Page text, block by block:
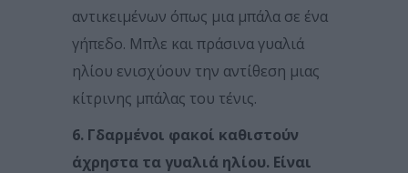
αντικειμένων όπως μια μπάλα σε ένα
γήπεδο. Μπλε και πράσινα γυαλιά
ηλίου ενισχύουν την αντίθεση μιας
κίτρινης μπάλας του τένις.
6. Γδαρμένοι φακοί καθιστούν
άχρηστα τα γυαλιά ηλίου. Είναι